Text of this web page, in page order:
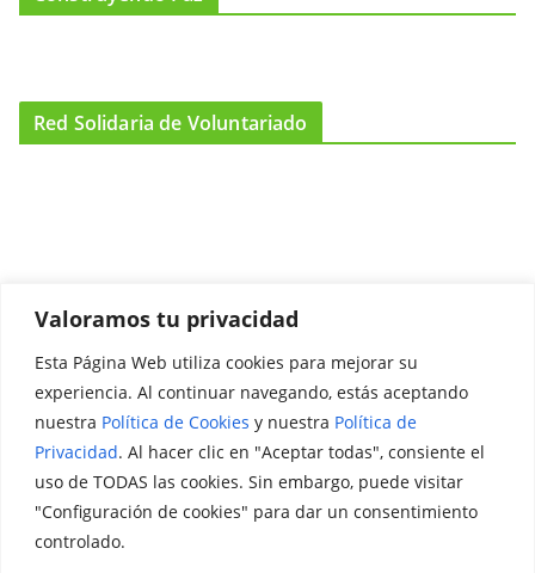
Valoramos tu privacidad
Esta Página Web utiliza cookies para mejorar su
experiencia. Al continuar navegando, estás aceptando
nuestra Política de Cookies y nuestra Política de
Privacidad. Al hacer clic en "Aceptar todas", consiente el
uso de TODAS las cookies. Sin embargo, puede visitar
"Configuración de cookies" para dar un consentimiento
controlado.
Red Solidaria de Voluntariado
Promociónate
Legal
Aviso Legal
Política de Privacidad
Política de Cookies